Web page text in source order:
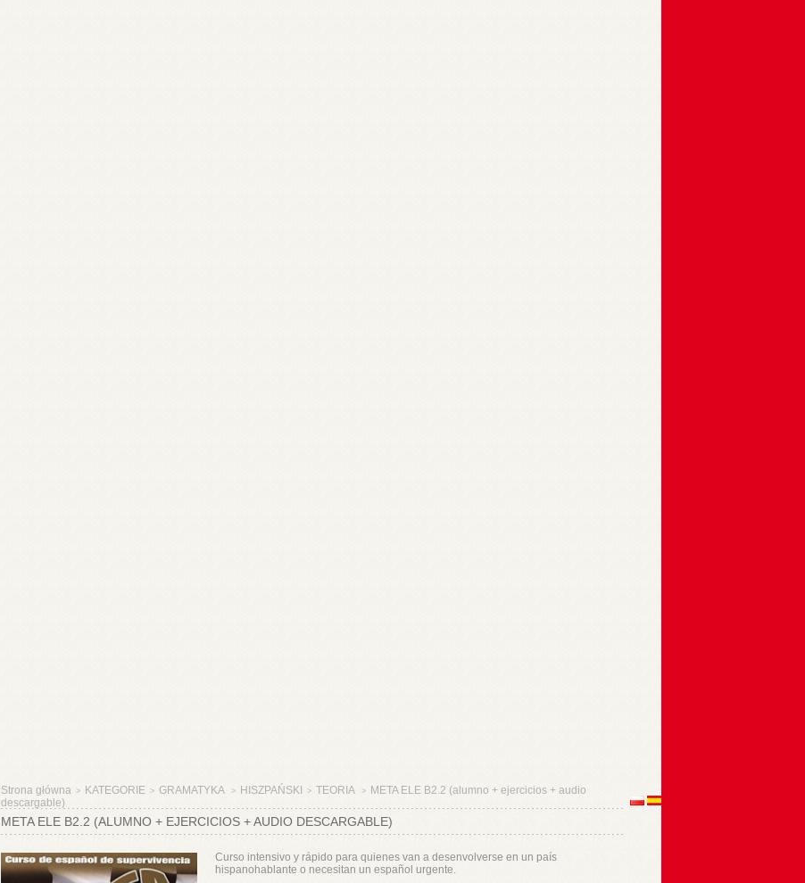
Strona główna > KATEGORIE > GRAMATYKA > HISZPAŃSKI > TEORIA >
META ELE B2.2 (alumno + ejercicios + audio
descargable)
META ELE B2.2 (ALUMNO + EJERCICIOS + AUDIO DESCARGABLE)
Curso intensivo y rápido para quienes van a desenvolverse en un país
hispanohablante o necesitan un español urgente.